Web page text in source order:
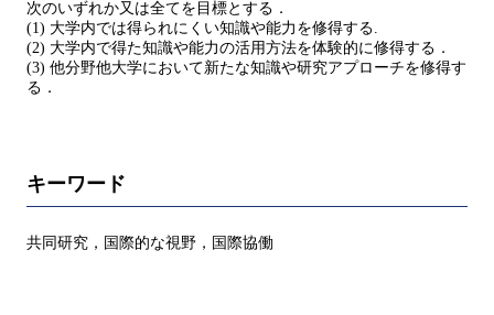
次のいずれか又は全てを目標とする．
(1) 大学内では得られにくい知識や能力を修得する.
(2) 大学内で得た知識や能力の活用方法を体験的に修得する．
(3) 他分野他大学において新たな知識や研究アプローチを修得す
る．
キーワード
共同研究，国際的な視野，国際協働